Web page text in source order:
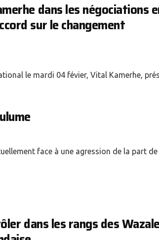
dans les négociations
sur le changement
le mardi 04 févier, Vital Kamerhe,
face à une agression de la part de
dans les rangs des